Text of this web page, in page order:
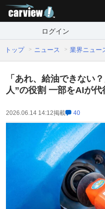
ログイン
トップ ニュース 業界ニュー
「あれ、給油できない
人”の役割 一部をAIが
2026.06.14 14:12掲載 40